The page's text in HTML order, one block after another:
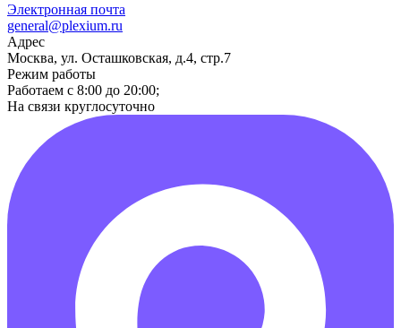
Электронная почта
general@plexium.ru
Адрес
Москва, ул. Осташковская, д.4, стр.7
Режим работы
Работаем с 8:00 до 20:00;
На связи круглосуточно